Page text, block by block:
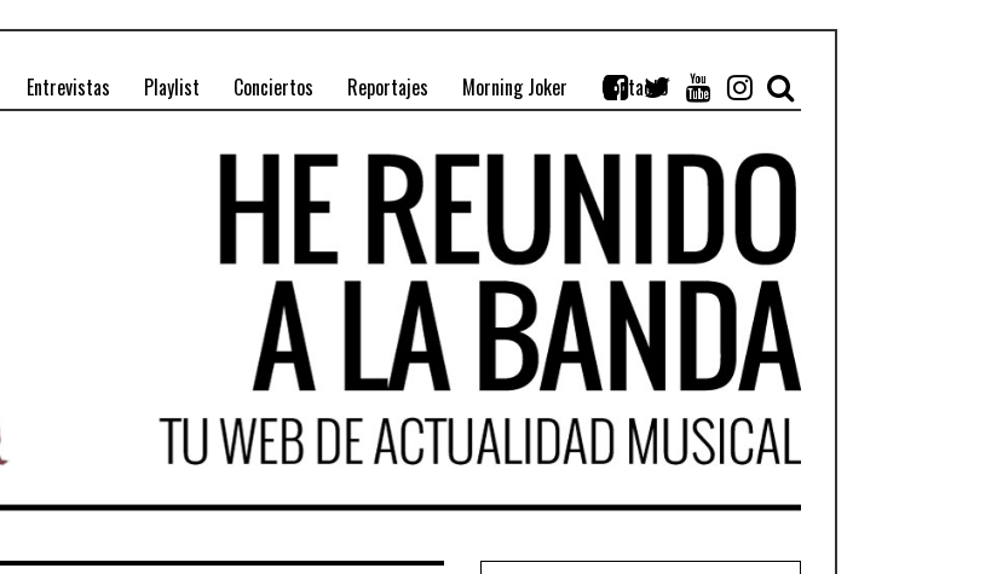
Entrevistas Playlist Conciertos Reportajes Morning Joker Contacto